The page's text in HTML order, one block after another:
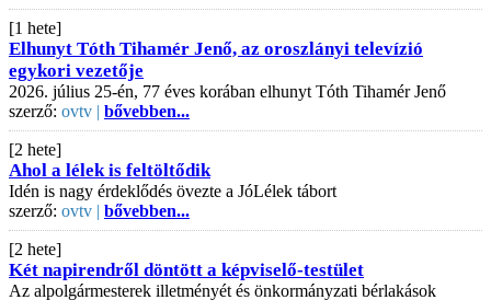
[1 hete]
Elhunyt Tóth Tihamér Jenő, az oroszlányi televízió
egykori vezetője
2026. július 25-én, 77 éves korában elhunyt Tóth Tihamér Jenő
szerző: ovtv | bővebben...
[2 hete]
Ahol a lélek is feltöltődik
Idén is nagy érdeklődés övezte a JóLélek tábort
szerző: ovtv | bővebben...
[2 hete]
Két napirendről döntött a képviselő-testület
Az alpolgármesterek illetményét és önkormányzati bérlakások